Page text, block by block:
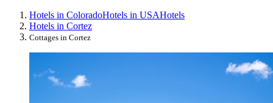
Hotels in ColoradoHotels in USAHotels
Hotels in Cortez
Cottages in Cortez